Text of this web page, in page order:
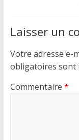
Laisser un
Votre adresse e-
obligatoires sont
Commentaire *